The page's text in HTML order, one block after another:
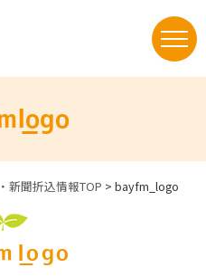
新聞折込情報TOP >bayfm_logo